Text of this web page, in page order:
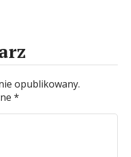
opublikowany.
*